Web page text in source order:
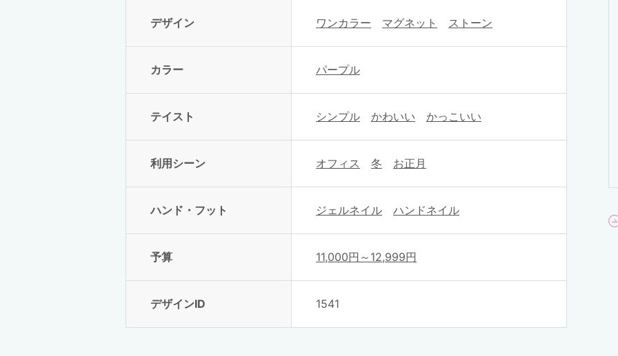
デザイン ワンカラー マグネット ストーン
カラー パープル
テイスト シンプル かわいい かっこいい
利用シーン オフィス 冬 お正月
ハンド・フット ジェルネイル ハンドネイル
予算 11,000円～12,999円
デザインID 1541